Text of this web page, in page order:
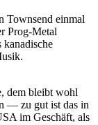
Townsend einmal
Prog-Metal
kanadische
dem bleibt wohl
— zu gut ist das in
im Geschäft, als